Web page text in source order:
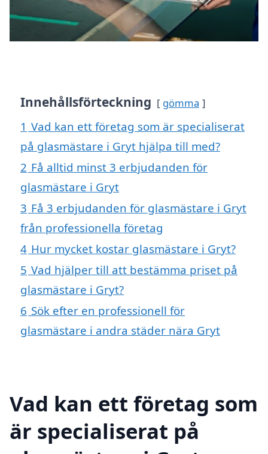
Innehållsförteckning gömma
1 Vad kan ett företag som är specialiserat
på glasmästare i Gryt hjälpa till med?
2 Få alltid minst 3 erbjudanden för
glasmästare i Gryt
3 Få 3 erbjudanden för glasmästare i Gryt
från professionella företag
4 Hur mycket kostar glasmästare i Gryt?
5 Vad hjälper till att bestämma priset på
glasmästare i Gryt?
6 Sök efter en professionell för
glasmästare i andra städer nära Gryt
Vad kan ett företag som
är specialiserat på